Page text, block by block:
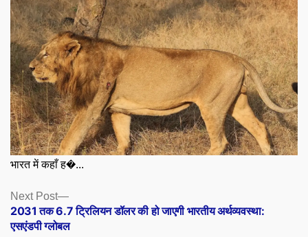
भारत में कहाँ ह�...
Posts
navigation
Next Post
Next
post:
2031 तक 6.7 ट्रिलियन डॉलर की हो जाएगी भारतीय अर्थव्यवस्था:
एसएंडपी ग्लोबल